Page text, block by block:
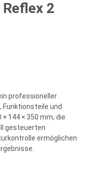
2
professioneller
Funktionsteile und
144 × 350 mm, die
gesteuerten
ermöglichen